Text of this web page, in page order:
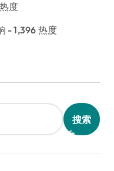
度
- 1,396 热度
搜索